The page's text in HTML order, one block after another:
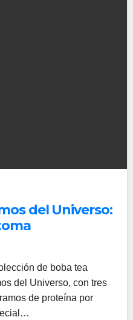
del Universo:
de boba tea
del Universo, con tres
de proteína por